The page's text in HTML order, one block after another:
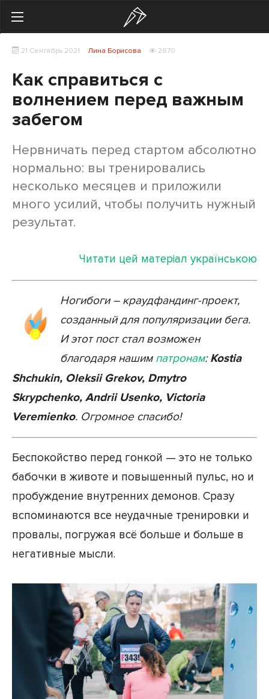
Начинающим
Тренировки
Мотивация
Питание
Экипировка
21 Сентябрь 2021 Лина Борисова 2870
Как справиться с
волнением перед важным
забегом
Нервничать перед стартом абсолютно
нормально: вы тренировались
несколько месяцев и приложили
много усилий, чтобы получить нужный
результат.
Читати цей матеріал українською
Ногибоги – краудфандинг-проект,
созданный для популяризации бега.
И этот пост стал возможен
благодаря нашим патронам:Kostia
Shchukin, Oleksii Grekov, Dmytro
Skrypchenko, Andrii Usenko, Victoria
Veremienko. Огромное спасибо!
Беспокойство перед гонкой — это не только
бабочки в животе и повышенный пульс, но и
пробуждение внутренних демонов. Сразу
вспоминаются все неудачные тренировки и
провалы, погружая всё больше и больше в
негативные мысли.